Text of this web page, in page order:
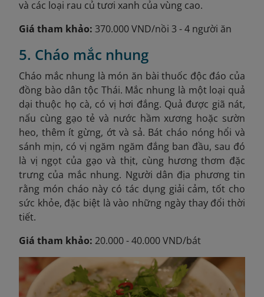
và các loại rau củ tươi xanh của vùng cao.
Giá tham khảo: 370.000 VND/nồi 3 - 4 người ăn
5. Cháo mắc nhung
Cháo mắc nhung là món ăn bài thuốc độc đáo của
đồng bào dân tộc Thái. Mắc nhung là một loại quả
dại thuộc họ cà, có vị hơi đắng. Quả được giã nát,
nấu cùng gạo tẻ và nước hầm xương hoặc sườn
heo, thêm ít gừng, ớt và sả. Bát cháo nóng hổi và
sánh mịn, có vị ngăm ngăm đắng ban đầu, sau đó
là vị ngọt của gạo và thịt, cùng hương thơm đặc
trưng của mắc nhung. Người dân địa phương tin
rằng món cháo này có tác dụng giải cảm, tốt cho
sức khỏe, đặc biệt là vào những ngày thay đổi thời
tiết.
Giá tham khảo: 20.000 - 40.000 VND/bát